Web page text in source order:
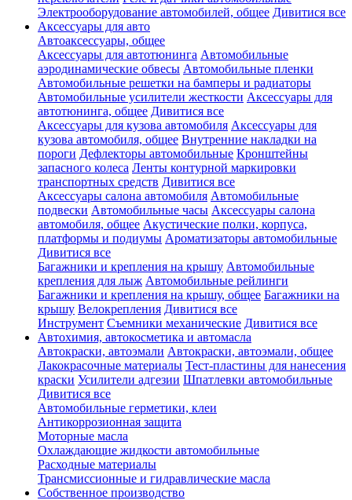
Электрооборудование автомобилей, общее Дивитися все
Аксессуары для авто
Автоаксессуары, общее
Аксессуары для автотюнинга Автомобильные
аэродинамические обвесы Автомобильные пленки
Автомобильные решетки на бамперы и радиаторы
Автомобильные усилители жесткости Аксессуары для
автотюнинга, общее Дивитися все
Аксессуары для кузова автомобиля Аксессуары для
кузова автомобиля, общее Внутренние накладки на
пороги Дефлекторы автомобильные Кронштейны
запасного колеса Ленты контурной маркировки
транспортных средств Дивитися все
Аксессуары салона автомобиля Автомобильные
подвески Автомобильные часы Аксессуары салона
автомобиля, общее Акустические полки, корпуса,
платформы и подиумы Ароматизаторы автомобильные
Дивитися все
Багажники и крепления на крышу Автомобильные
крепления для лыж Автомобильные рейлинги
Багажники и крепления на крышу, общее Багажники на
крышу Велокрепления Дивитися все
Инструмент Съемники механические Дивитися все
Автохимия, автокосметика и автомасла
Автокраски, автоэмали Автокраски, автоэмали, общее
Лакокрасочные материалы Тест-пластины для нанесения
краски Усилители адгезии Шпатлевки автомобильные
Дивитися все
Автомобильные герметики, клеи
Антикоррозионная защита
Моторные масла
Охлаждающие жидкости автомобильные
Расходные материалы
Трансмиссионные и гидравлические масла
Собственное производство